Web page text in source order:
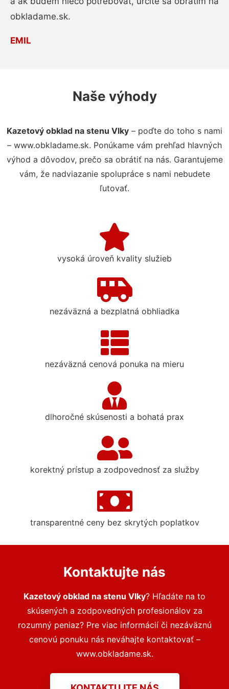
obkladame.sk.
EMIL
Naše výhody
Kazetový obklad na stenu Vlky – poďte do toho s nami
– www.obkladame.sk. Ponúkame vám prehľad hlavných
výhod a dôvodov, prečo sa obrátiť na nás. Garantujeme
vám, že nadviazanie spolupráce s nami nebudete
ľutovať.
vysoká úroveň kvality služieb
nezáväzná a bezplatná obhliadka
nezáväzná cenová ponuka na mieru
dlhoročné skúsenosti a bohatá prax
korektný prístup a zodpovednosť za služby
transparentné ceny bez skrytých poplatkov
Kontaktujte nás
Kazetový obklad na stenu Vlky? Hľadáte na to
skúsených a zodpovedných profesionálov za
rozumný peniaz? Pre viac informácií či nezáväznú
cenovú ponuku nás neváhajte kontaktovať –
www.obkladame.sk.